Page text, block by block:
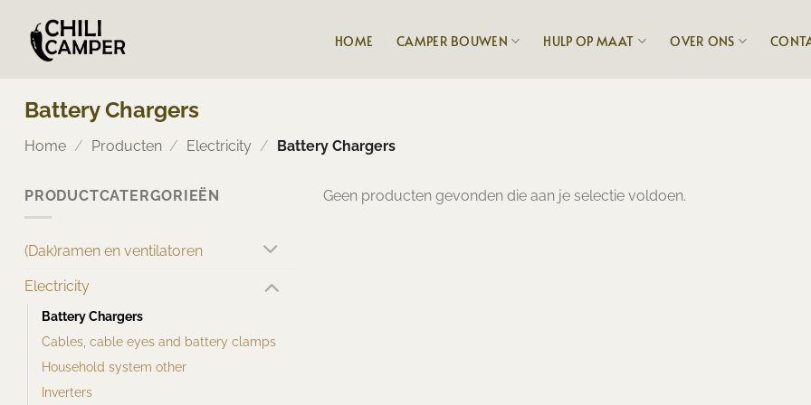
inhoud
HOME CAMPER BOUWEN HULP OP MAAT OVER ONS
Battery Chargers
Home / Producten / Electricity / Battery Chargers
PRODUCTCATERGORIEËN
(Dak)ramen en ventilatoren
Electricity
Battery Chargers
Cables, cable eyes and battery clamps
Household system other
Inverters
Geen producten gevonden die aan je selectie voldoen.